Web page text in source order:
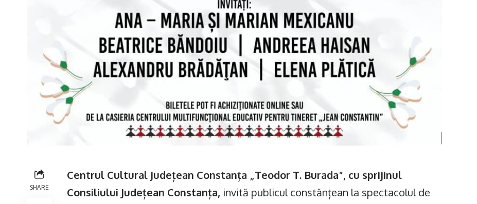
SHARE
Centrul Cultural Județean Constanța „Teodor T. Burada”, cu sprijinul
Consiliului Județean Constanța, invită publicul constănțean la spectacolul de